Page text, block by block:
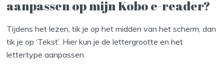
aanpassen op mijn Kobo e-reader?
Tijdens het lezen, tik je op het midden van het scherm, dan
tik je op ‘Tekst’. Hier kun je de lettergrootte en het
lettertype aanpassen.